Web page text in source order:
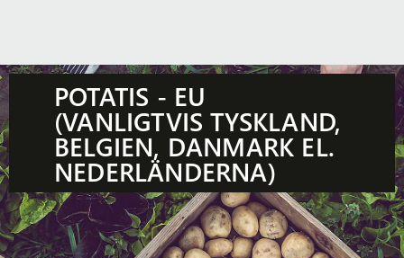
POTATIS - EU
(VANLIGTVIS TYSKLAND,
BELGIEN, DANMARK EL.
NEDERLÄNDERNA)